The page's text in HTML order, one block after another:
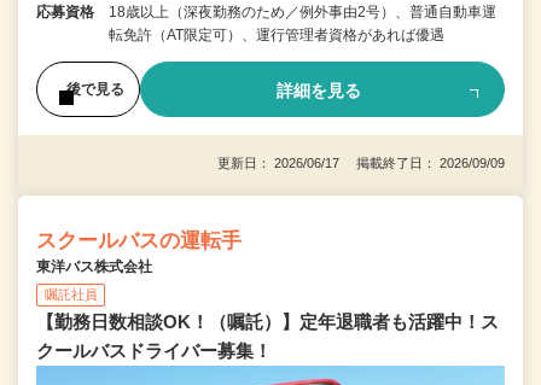
応募資格
18歳以上（深夜勤務のため／例外事由2号）、普通自動車運
転免許（AT限定可）、運行管理者資格があれば優遇
後で見る 詳細を見る
更新日： 2026/06/17 掲載終了日： 2026/09/09
スクールバスの運転手
東洋バス株式会社
嘱託社員
【勤務日数相談OK！（嘱託）】定年退職者も活躍中！ス
クールバスドライバー募集！